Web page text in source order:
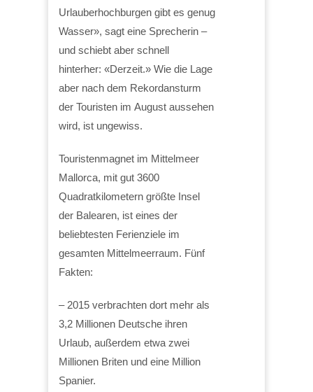
Urlauberhochburgen gibt es genug
Wasser», sagt eine Sprecherin –
und schiebt aber schnell
hinterher: «Derzeit.» Wie die Lage
aber nach dem Rekordansturm
der Touristen im August aussehen
wird, ist ungewiss.
Touristenmagnet im Mittelmeer
Mallorca, mit gut 3600
Quadratkilometern größte Insel
der Balearen, ist eines der
beliebtesten Ferienziele im
gesamten Mittelmeerraum. Fünf
Fakten:
– 2015 verbrachten dort mehr als
3,2 Millionen Deutsche ihren
Urlaub, außerdem etwa zwei
Millionen Briten und eine Million
Spanier.